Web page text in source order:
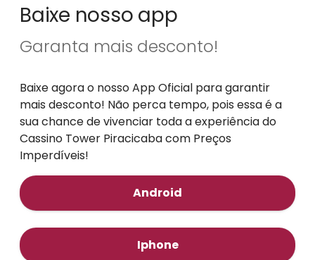
Baixe nosso app
Garanta mais desconto!
Baixe agora o nosso App Oficial para garantir
mais desconto! Não perca tempo, pois essa é a
sua chance de vivenciar toda a experiência do
Cassino Tower Piracicaba com Preços
Imperdíveis!
Android
Iphone